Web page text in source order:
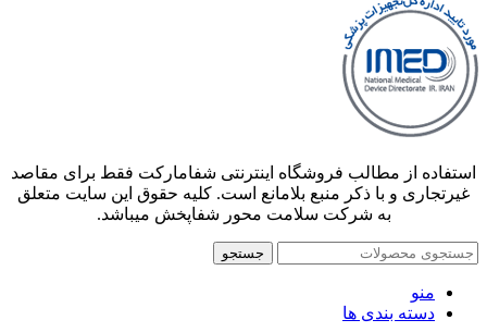
استفاده از مطالب فروشگاه اینترنتی شفامارکت فقط برای مقاصد
غیرتجاری و با ذکر منبع بلامانع است. کلیه حقوق این سایت متعلق
به شرکت سلامت محور شفاپخش میباشد.
جستجو
منو
دسته بندی ها